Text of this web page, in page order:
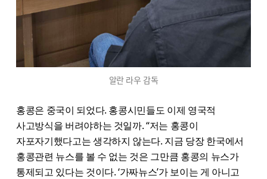
알란 라우 감독
홍콩은 중국이 되었다. 홍콩시민들도 이제 영국적
사고방식을 버려야하는 것일까. “저는 홍콩이
자포자기했다고는 생각하지 않는다. 지금 당장 한국에서
홍콩관련 뉴스를 볼 수 없는 것은 그만큼 홍콩의 뉴스가
통제되고 있다는 것이다. ‘가짜뉴스’가 보이는 게 아니고